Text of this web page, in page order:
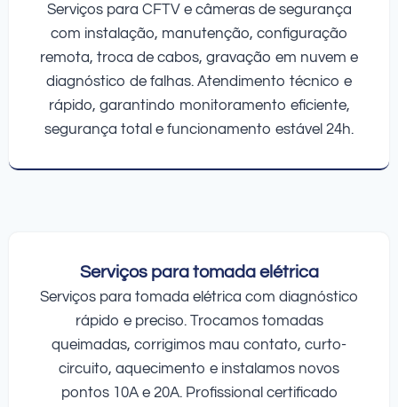
Serviços para CFTV e câmeras de segurança
com instalação, manutenção, configuração
remota, troca de cabos, gravação em nuvem e
diagnóstico de falhas. Atendimento técnico e
rápido, garantindo monitoramento eficiente,
segurança total e funcionamento estável 24h.
Serviços para tomada elétrica
Serviços para tomada elétrica com diagnóstico
rápido e preciso. Trocamos tomadas
queimadas, corrigimos mau contato, curto-
circuito, aquecimento e instalamos novos
pontos 10A e 20A. Profissional certificado